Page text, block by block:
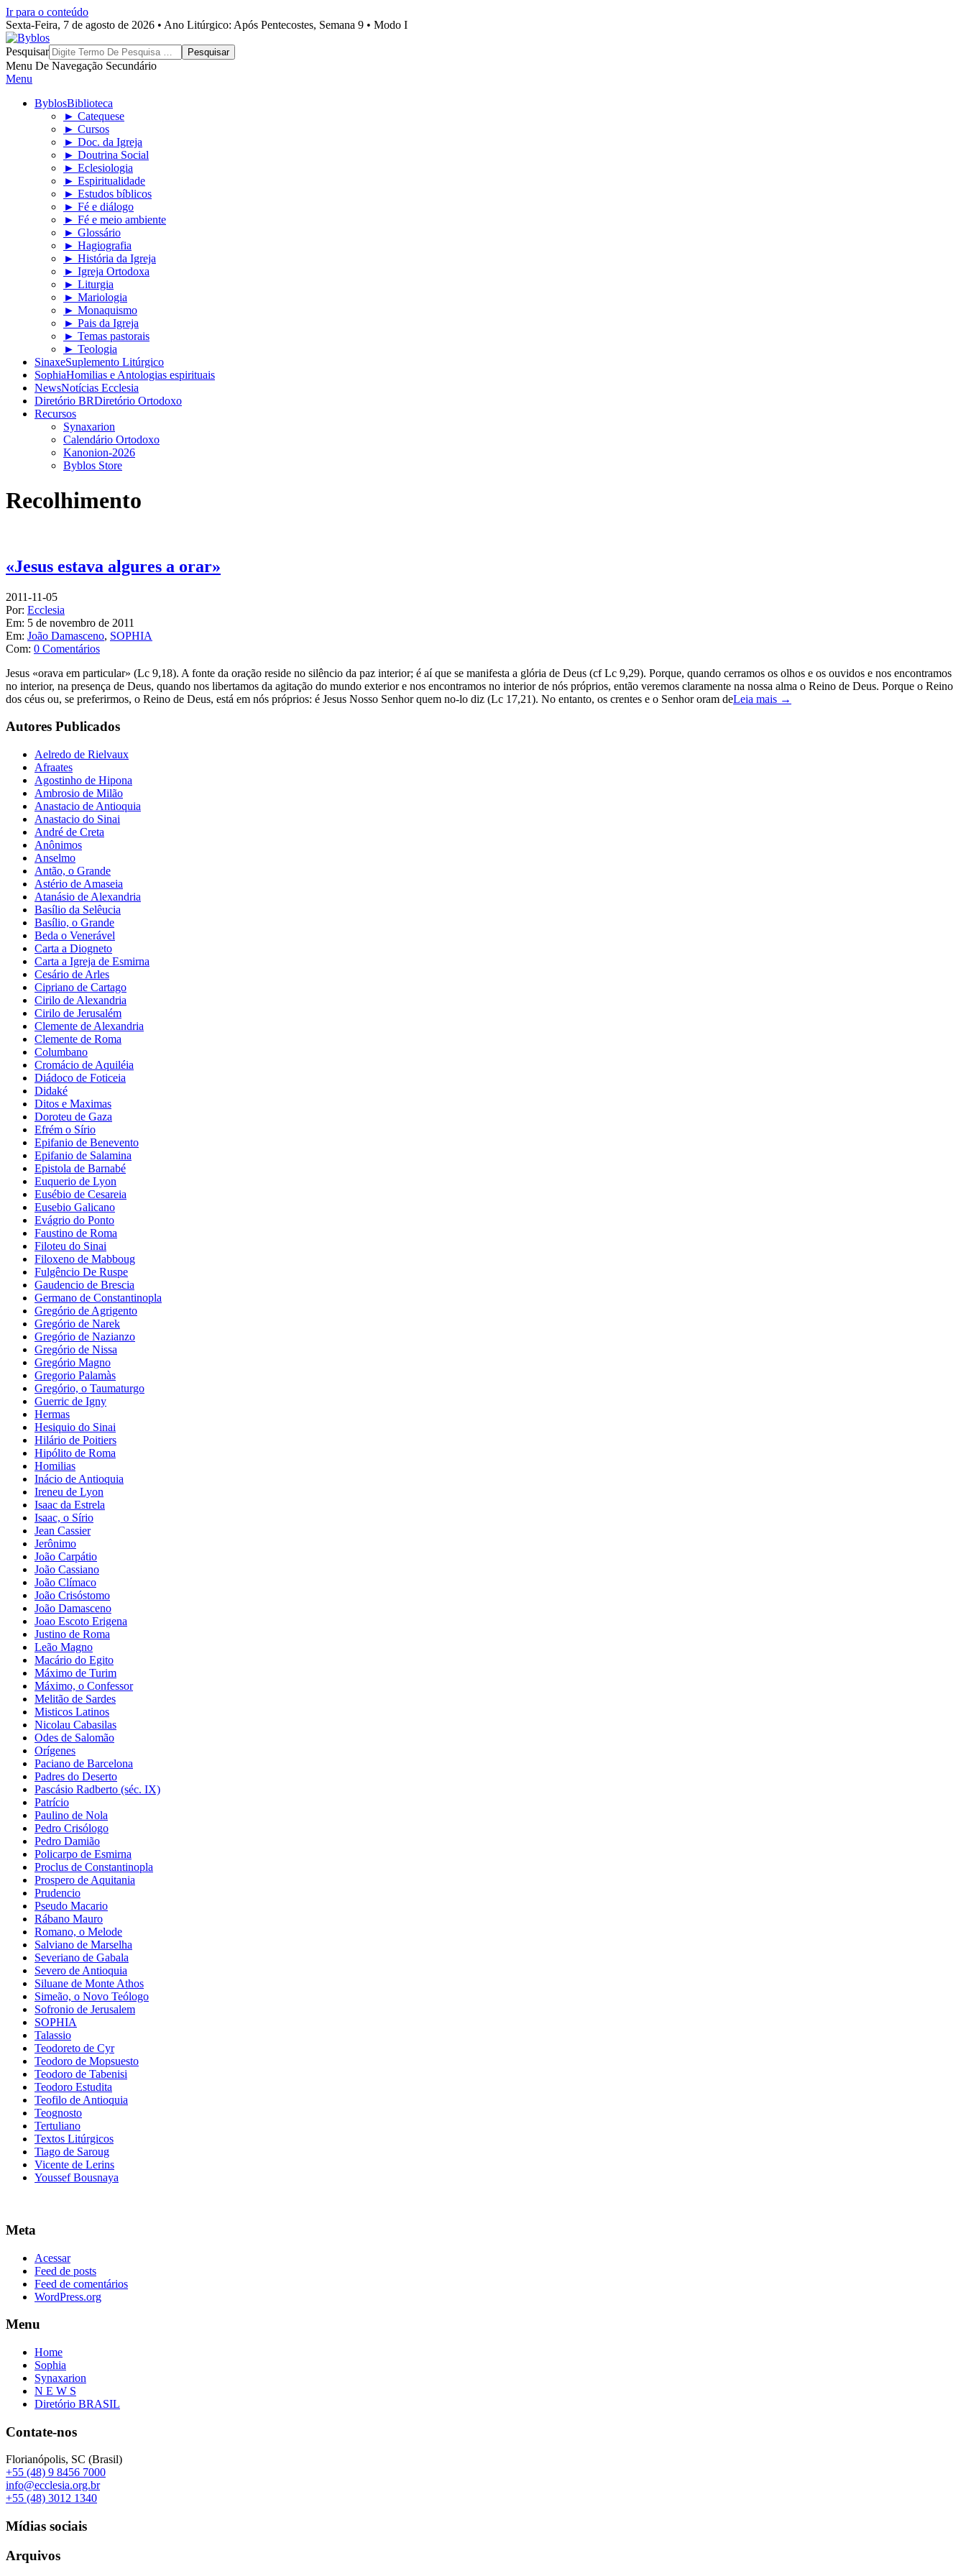
Ir para o conteúdo
Sexta-Feira, 7 de agosto de 2026 • Ano Litúrgico: Após Pentecostes, Semana 9 • Modo I
Byblos
Pesquisar
Menu De Navegação Secundário
Menu
ByblosBiblioteca
► Catequese
► Cursos
► Doc. da Igreja
► Doutrina Social
► Eclesiologia
► Espiritualidade
► Estudos bíblicos
► Fé e diálogo
► Fé e meio ambiente
► Glossário
► Hagiografia
► História da Igreja
► Igreja Ortodoxa
► Liturgia
► Mariologia
► Monaquismo
► Pais da Igreja
► Temas pastorais
► Teologia
SinaxeSuplemento Litúrgico
SophiaHomilias e Antologias espirituais
NewsNotícias Ecclesia
Diretório BRDiretório Ortodoxo
Recursos
Synaxarion
Calendário Ortodoxo
Kanonion-2026
Byblos Store
Recolhimento
«Jesus estava algures a orar»
2011-11-05
Por: Ecclesia
Em: 5 de novembro de 2011
Em: João Damasceno, SOPHIA
Com: 0 Comentários
Jesus «orava em particular» (Lc 9,18). A fonte da oração reside no silêncio da paz interior; é aí que se manifesta a glória de Deus (cf Lc 9,29). Porque, quando cerramos os olhos e os ouvidos e nos encontramos
no interior, na presença de Deus, quando nos libertamos da agitação do mundo exterior e nos encontramos no interior de nós próprios, então veremos claramente na nossa alma o Reino de Deus. Porque o Reino
dos céus ou, se preferirmos, o Reino de Deus, está em nós próprios: é Jesus Nosso Senhor quem no-lo diz (Lc 17,21). No entanto, os crentes e o Senhor oram deLeia mais →
Autores Publicados
Aelredo de Rielvaux
Afraates
Agostinho de Hipona
Ambrosio de Milão
Anastacio de Antioquia
Anastacio do Sinai
André de Creta
Anônimos
Anselmo
Antão, o Grande
Astério de Amaseia
Atanásio de Alexandria
Basílio da Selêucia
Basílio, o Grande
Beda o Venerável
Carta a Diogneto
Carta a Igreja de Esmirna
Cesário de Arles
Cipriano de Cartago
Cirilo de Alexandria
Cirilo de Jerusalém
Clemente de Alexandria
Clemente de Roma
Columbano
Cromácio de Aquiléia
Diádoco de Foticeia
Didaké
Ditos e Maximas
Doroteu de Gaza
Efrém o Sírio
Epifanio de Benevento
Epifanio de Salamina
Epistola de Barnabé
Euquerio de Lyon
Eusébio de Cesareia
Eusebio Galicano
Evágrio do Ponto
Faustino de Roma
Filoteu do Sinai
Filoxeno de Mabboug
Fulgêncio De Ruspe
Gaudencio de Brescia
Germano de Constantinopla
Gregório de Agrigento
Gregório de Narek
Gregório de Nazianzo
Gregório de Nissa
Gregório Magno
Gregorio Palamàs
Gregório, o Taumaturgo
Guerric de Igny
Hermas
Hesiquio do Sinai
Hilário de Poitiers
Hipólito de Roma
Homilias
Inácio de Antioquia
Ireneu de Lyon
Isaac da Estrela
Isaac, o Sírio
Jean Cassier
Jerônimo
João Carpátio
João Cassiano
João Clímaco
João Crisóstomo
João Damasceno
Joao Escoto Erigena
Justino de Roma
Leão Magno
Macário do Egito
Máximo de Turim
Máximo, o Confessor
Melitão de Sardes
Misticos Latinos
Nicolau Cabasilas
Odes de Salomão
Orígenes
Paciano de Barcelona
Padres do Deserto
Pascásio Radberto (séc. IX)
Patrício
Paulino de Nola
Pedro Crisólogo
Pedro Damião
Policarpo de Esmirna
Proclus de Constantinopla
Prospero de Aquitania
Prudencio
Pseudo Macario
Rábano Mauro
Romano, o Melode
Salviano de Marselha
Severiano de Gabala
Severo de Antioquia
Siluane de Monte Athos
Simeão, o Novo Teólogo
Sofronio de Jerusalem
SOPHIA
Talassio
Teodoreto de Cyr
Teodoro de Mopsuesto
Teodoro de Tabenisi
Teodoro Estudita
Teofilo de Antioquia
Teognosto
Tertuliano
Textos Litúrgicos
Tiago de Saroug
Vicente de Lerins
Youssef Bousnaya
Meta
Acessar
Feed de posts
Feed de comentários
WordPress.org
Menu
Home
Sophia
Synaxarion
N E W S
Diretório BRASIL
Contate-nos
Florianópolis, SC (Brasil)
+55 (48) 9 8456 7000
info@ecclesia.org.br
+55 (48) 3012 1340
Mídias sociais
Arquivos